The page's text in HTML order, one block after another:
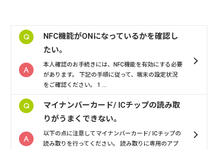
NFC機能がONになっているかを確認し
たい。
本人確認のお手続きには、NFC機能を有効にする必要
があります。 下記の手順に従って、端末の設定状況
をご確認ください。 1 ...
マイナンバーカード/ ICチップの読み取
りがうまくできない。
以下の点に注意してマイナンバーカード/ ICチップの
読み取りを行ってください。 読み取りに専用のアプ